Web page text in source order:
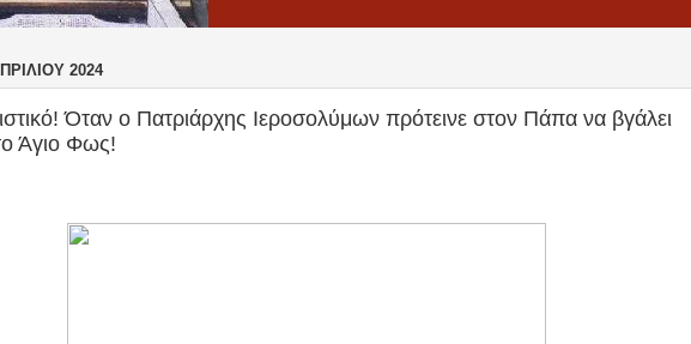
2024
Όταν ο Πατριάρχης Ιεροσολύμων πρότεινε στον Πάπα να βγάλει
Άγιο Φως!